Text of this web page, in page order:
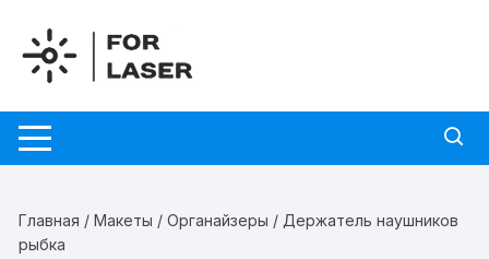
содержимому
Главная /Макеты /Органайзеры / Держатель наушников
рыбка